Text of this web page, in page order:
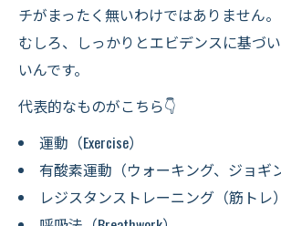
チがまったく無いわけではありません。
むしろ、しっかりとエビデンスに基づ
いんです。
代表的なものがこちら👇
運動（Exercise）
有酸素運動（ウォーキング、ジョギ
レジスタンストレーニング（筋トレ）